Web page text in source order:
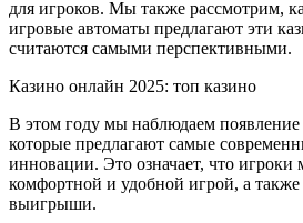
для игроков. Мы также рассмотрим,
игровые автоматы предлагают эти
считаются самыми перспективными.
Казино онлайн 2025: топ казино
В этом году мы наблюдаем
которые предлагают самые
инновации. Это означает, что игроки
комфортной и удобной игрой, а
выигрыши.